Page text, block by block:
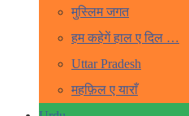
मुस्लिम जगत
हम कहेगें हाल ए दिल …
Uttar Pradesh
महफ़िल ए याराँ